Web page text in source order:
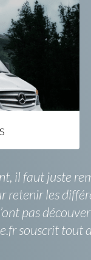
il faut juste
les
pas
souscrit tout